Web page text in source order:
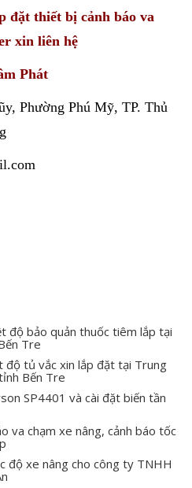
đặt thiết bị cảnh báo va
xin liên hệ
Phát
Phường Phú Mỹ, TP. Thủ
độ bảo quản thuốc tiêm lắp tại
Tre
độ tủ vắc xin lắp đặt tại Trung
Bến Tre
SP4401 và cài đặt biến tần
va chạm xe nâng, cảnh báo tốc
độ xe nâng cho công ty TNHH